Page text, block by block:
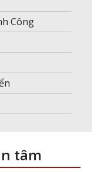
Công
tâm